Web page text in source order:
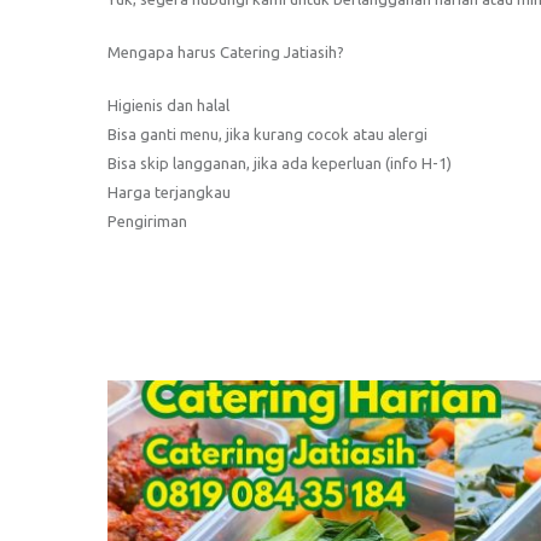
Mengapa harus Catering Jatiasih?
Higienis dan halal
Bisa ganti menu, jika kurang cocok atau alergi
Bisa skip langganan, jika ada keperluan (info H-1)
Harga terjangkau
Pengiriman